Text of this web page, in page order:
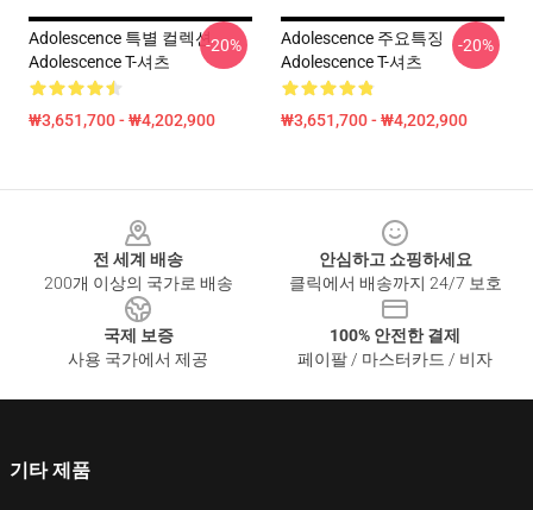
Adolescence 특별 컬렉션
Adolescence T-셔츠
₩3,651,700 - ₩4,202,900
-20%
Adolescence 주요특징
Adolescence T-셔츠
₩3,651,700 - ₩4,202,900
-20%
전 세계 배송
200개 이상의 국가로 배송
안심하고 쇼핑하세요
클릭에서 배송까지 24/7 보호
국제 보증
사용 국가에서 제공
100% 안전한 결제
페이팔 / 마스터카드 / 비자
기타 제품